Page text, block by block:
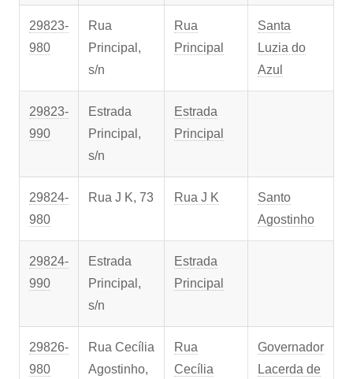
29823-
980
Rua
Principal,
s/n
Rua
Principal
Santa
Luzia do
Azul
29823-
990
Estrada
Principal,
s/n
Estrada
Principal
29824-
980
Rua J K, 73 Rua J K
Santo
Agostinho
29824-
990
Estrada
Principal,
s/n
Estrada
Principal
29826-
980
Rua Cecília
Agostinho,
Rua
Cecília
Governador
Lacerda de